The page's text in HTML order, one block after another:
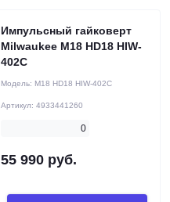
Импульсный гайковерт
Milwaukee М18 HD18 HIW-
402C
Модель: М18 HD18 HIW-402C
Артикул: 4933441260
0
55 990 руб.